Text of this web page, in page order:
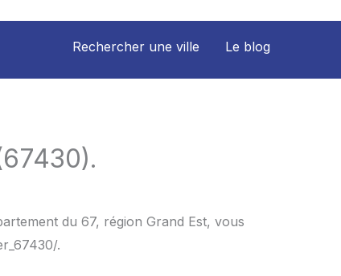
Rechercher une ville Le blog
du 67, région Grand Est, vous
.